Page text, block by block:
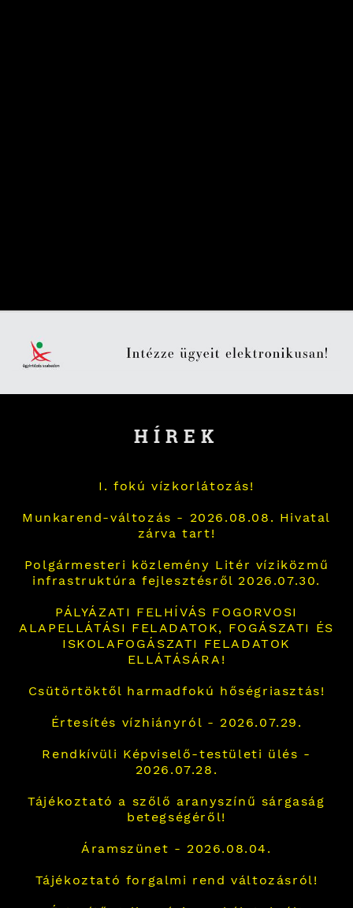
HÍREK
I. fokú vízkorlátozás!
Munkarend-változás - 2026.08.08. Hivatal
zárva tart!
Polgármesteri közlemény Litér víziközmű
infrastruktúra fejlesztésről 2026.07.30.
PÁLYÁZATI FELHÍVÁS FOGORVOSI
ALAPELLÁTÁSI FELADATOK, FOGÁSZATI ÉS
ISKOLAFOGÁSZATI FELADATOK
ELLÁTÁSÁRA!
Csütörtöktől harmadfokú hőségriasztás!
Értesítés vízhiányról - 2026.07.29.
Rendkívüli Képviselő-testületi ülés -
2026.07.28.
Tájékoztató a szőlő aranyszínű sárgaság
betegségéről!
Áramszünet - 2026.08.04.
Tájékoztató forgalmi rend változásról!